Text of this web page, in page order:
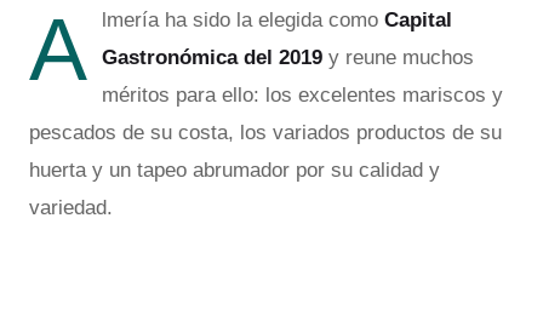
A lmería ha sido la elegida como Capital
Gastronómica del 2019 y reune muchos
méritos para ello: los excelentes mariscos y
pescados de su costa, los variados productos de su
huerta y un tapeo abrumador por su calidad y
variedad.